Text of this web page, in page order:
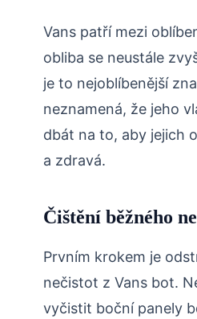
Vans patří mezi
obliba se neustále
je to nejoblíbenější
neznamená, že jeho
dbát na to, aby jejich
a zdravá.
Čištění běžného
Prvním krokem je
nečistot z Vans bot.
vyčistit boční panely